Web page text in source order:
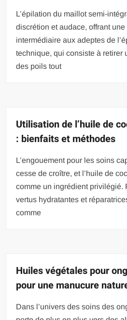
L’épilation du maillot semi-
discrétion et audace, offrant
intermédiaire aux adeptes de
technique, qui consiste à retirer
des poils tout
Utilisation de l’huile de
: bienfaits et méthodes
L’engouement pour les soins
cesse de croître, et l’huile de
comme un ingrédient privilégié.
vertus hydratantes et
comme
Huiles végétales pour
pour une manucure
Dans l’univers des soins des